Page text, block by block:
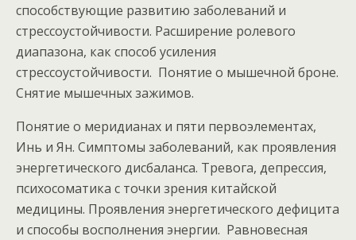
способствующие развитию заболеваний и
стрессоустойчивости. Расширение ролевого
диапазона, как способ усиления
стрессоустойчивости. Понятие о мышечной броне.
Снятие мышечных зажимов.
Понятие о меридианах и пяти первоэлементах,
Инь и Ян. Симптомы заболеваний, как проявления
энергетического дисбаланса. Тревога, депрессия,
психосоматика с точки зрения китайской
медицины. Проявления энергетического дефицита
и способы восполнения энергии. Равновесная